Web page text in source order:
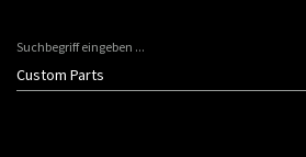
Suchbegriff eingeben ...